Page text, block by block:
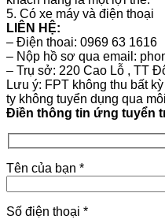
5. Có xe máy và điện thoại
LIÊN HỆ:
– Điện thoai: 0969 63 1616
– Nộp hồ sơ qua email:
– Trụ sở: 220 Cao Lỗ , TT
Lưu ý: FPT không thu bất
ty không tuyển dụng qua
Điền thông tin ứng tuyển
Tên của bạn *
Số điện thoại *